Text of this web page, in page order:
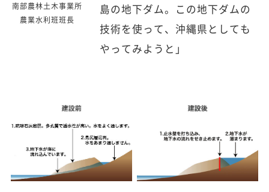
南部農林土木事業所
農業水利班班長
島の地下ダム。この地下ダムの
技術を使って、沖縄県としても
やってみようと」